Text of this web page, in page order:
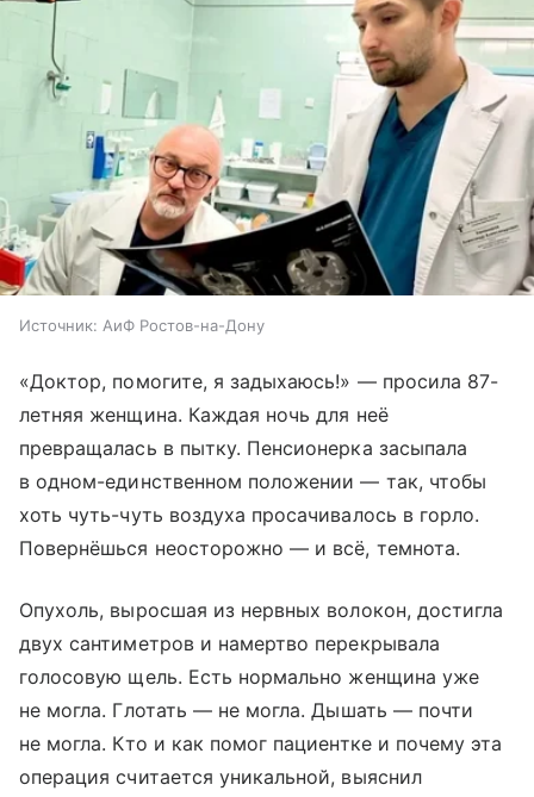
Источник: АиФ Ростов-на-Дону
«Доктор, помогите, я задыхаюсь!» — просила 87-
летняя женщина. Каждая ночь для неё
превращалась в пытку. Пенсионерка засыпала
в одном-единственном положении — так, чтобы
хоть чуть-чуть воздуха просачивалось в горло.
Повернёшься неосторожно — и всё, темнота.
Опухоль, выросшая из нервных волокон, достигла
двух сантиметров и намертво перекрывала
голосовую щель. Есть нормально женщина уже
не могла. Глотать — не могла. Дышать — почти
не могла. Кто и как помог пациентке и почему эта
операция считается уникальной, выяснил